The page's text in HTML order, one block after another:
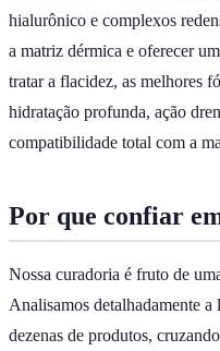
hialurônico e complexos
a matriz dérmica e oferecer
tratar a flacidez, as melhores
hidratação profunda, ação
compatibilidade total com a
Por que confiar
Nossa curadoria é fruto de
Analisamos detalhadamente
dezenas de produtos,